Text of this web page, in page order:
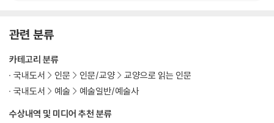
관련 분류
수상내역 및 미디어 추천 분류
카테고리 분류
국내도서
인문 인문/교양
교양으로 읽는 인문
국내도서
예술 예술일반/예술사